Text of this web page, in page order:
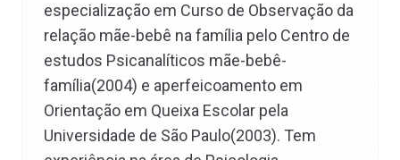
especialização em Curso de Observação da
relação mãe-bebê na família pelo Centro de
estudos Psicanalíticos mãe-bebê-
família(2004) e aperfeicoamento em
Orientação em Queixa Escolar pela
Universidade de São Paulo(2003). Tem